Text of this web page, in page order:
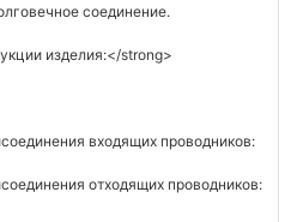
соединение.
изделия:</strong>
входящих проводников:
отходящих проводников: